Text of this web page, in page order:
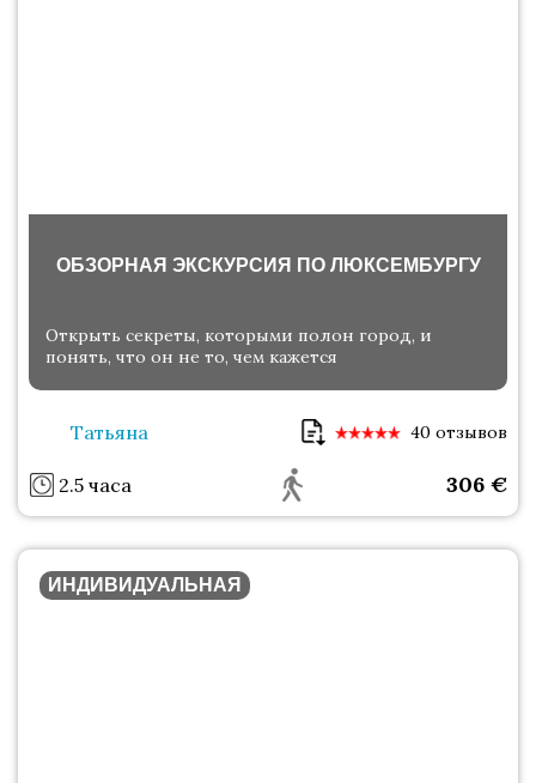
ОБЗОРНАЯ ЭКСКУРСИЯ ПО ЛЮКСЕМБУРГУ
Открыть секреты, которыми полон город, и
понять, что он не то, чем кажется
Татьяна 40 отзывов
2.5 часа 306 €
ИНДИВИДУАЛЬНАЯ